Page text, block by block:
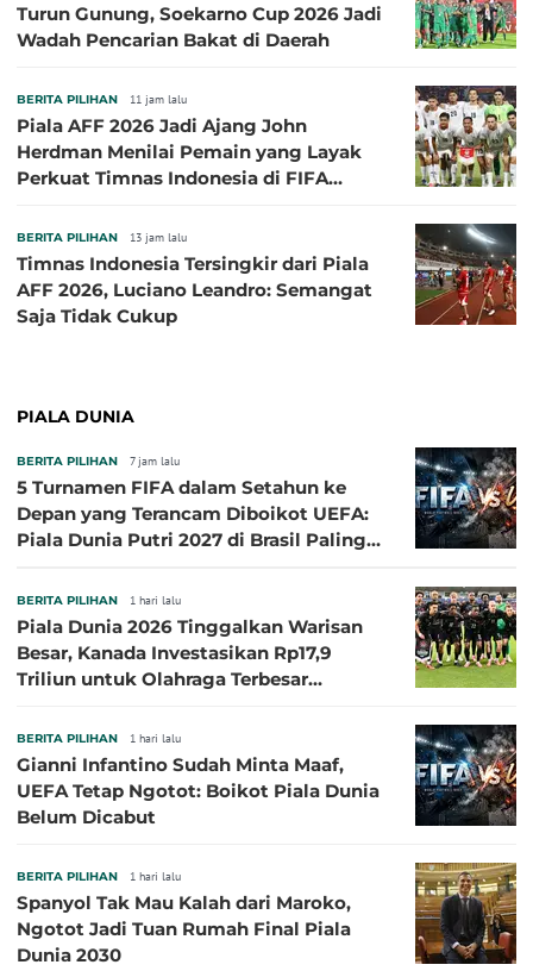
Turun Gunung, Soekarno Cup 2026 Jadi
Wadah Pencarian Bakat di Daerah
BERITA PILIHAN 11 jam lalu
Piala AFF 2026 Jadi Ajang John
Herdman Menilai Pemain yang Layak
Perkuat Timnas Indonesia di FIFA
BERITA PILIHAN 13 jam lalu
Timnas Indonesia Tersingkir dari Piala
AFF 2026, Luciano Leandro: Semangat
Saja Tidak Cukup
PIALA DUNIA
BERITA PILIHAN 7 jam lalu
5 Turnamen FIFA dalam Setahun ke
Depan yang Terancam Diboikot UEFA:
Piala Dunia Putri 2027 di Brasil Paling
BERITA PILIHAN 1 hari lalu
Piala Dunia 2026 Tinggalkan Warisan
Besar, Kanada Investasikan Rp17,9
Triliun untuk Olahraga Terbesar
BERITA PILIHAN 1 hari lalu
Gianni Infantino Sudah Minta Maaf,
UEFA Tetap Ngotot: Boikot Piala Dunia
Belum Dicabut
BERITA PILIHAN 1 hari lalu
Spanyol Tak Mau Kalah dari Maroko,
Ngotot Jadi Tuan Rumah Final Piala
Dunia 2030